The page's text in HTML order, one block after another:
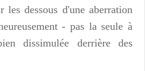
les dessous d'une aberration
- pas la seule à
dissimulée derrière des